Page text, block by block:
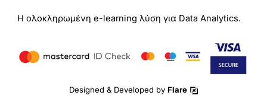
Η ολοκληρωμένη e-learning λύση για Data Analytics.
Designed & Developed by Flare